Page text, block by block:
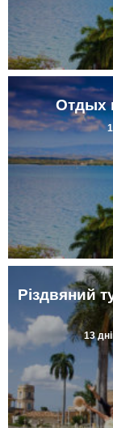
Отдых
Різдвяний
13